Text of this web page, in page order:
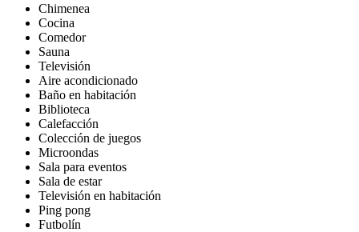
Chimenea
Cocina
Comedor
Sauna
Televisión
Aire acondicionado
Baño en habitación
Biblioteca
Calefacción
Colección de juegos
Microondas
Sala para eventos
Sala de estar
Televisión en habitación
Ping pong
Futbolín